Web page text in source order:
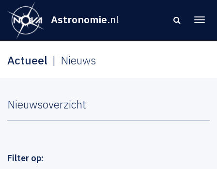
Astronomie.nl
Actueel Nieuws
Nieuwsoverzicht
Filter op: